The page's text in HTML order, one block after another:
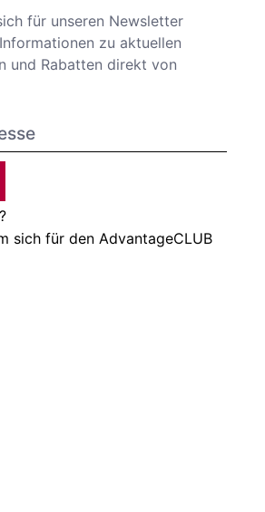
für unseren Newsletter
zu aktuellen
und Rabatten direkt von
sich für den AdvantageCLUB